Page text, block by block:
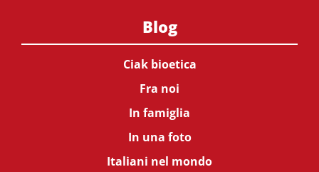
Blog
Ciak bioetica
Fra noi
In famiglia
In una foto
Italiani nel mondo